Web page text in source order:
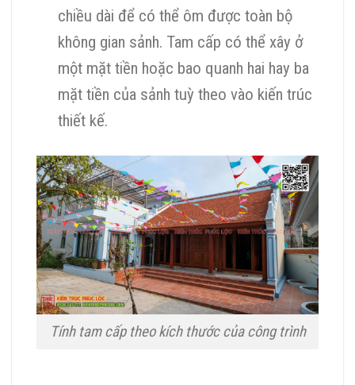
chiều dài để có thể ôm được toàn bộ
không gian sảnh. Tam cấp có thể xây ở
một mặt tiền hoặc bao quanh hai hay ba
mặt tiền của sảnh tuỳ theo vào kiến trúc
thiết kế.
Tính tam cấp theo kích thước của công trình